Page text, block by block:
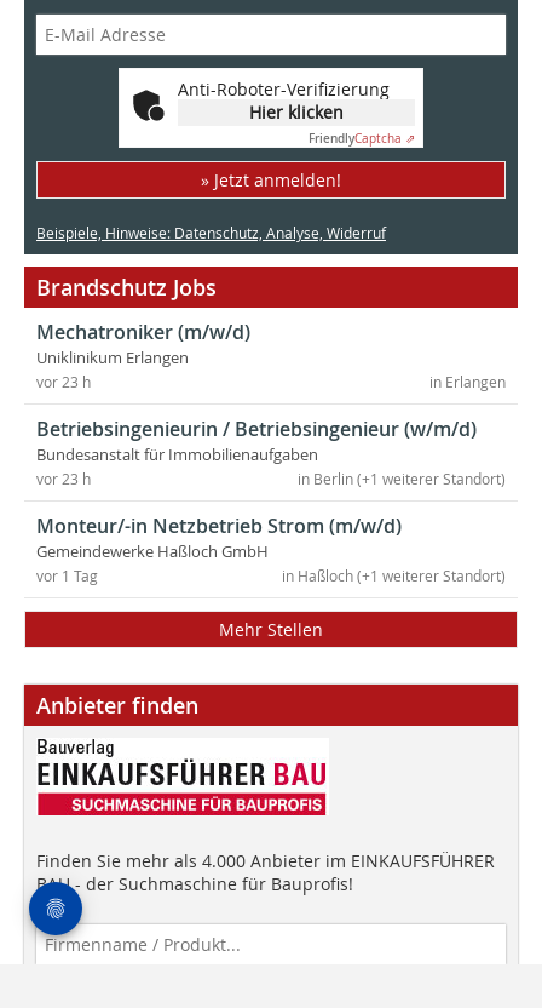
Anti-Roboter-Verifizierung
Hier klicken
FriendlyCaptcha ⇗
» Jetzt anmelden!
Beispiele, Hinweise: Datenschutz, Analyse, Widerruf
Brandschutz Jobs
Mechatroniker (m/w/d)
Uniklinikum Erlangen
in Erlangen
vor 23 h
Betriebsingenieurin / Betriebsingenieur (w/m/d)
Bundesanstalt für Immobilienaufgaben
in Berlin (+1 weiterer Standort)
vor 23 h
Monteur/-in Netzbetrieb Strom (m/w/d)
Gemeindewerke Haßloch GmbH
in Haßloch (+1 weiterer Standort)
vor 1 Tag
Mehr Stellen
Anbieter finden
Finden Sie mehr als 4.000 Anbieter im EINKAUFSFÜHRER
BAU - der Suchmaschine für Bauprofis!